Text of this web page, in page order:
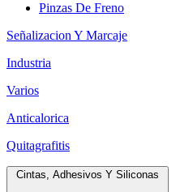
Pinzas De Freno
Señalizacion Y Marcaje
Industria
Varios
Anticalorica
Quitagrafitis
Cintas, Adhesivos Y Siliconas